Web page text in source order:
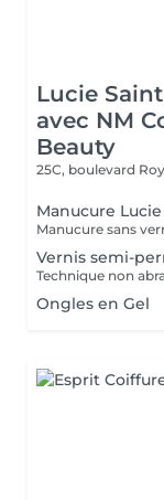
Lucie
avec NM
Beauty
25C, boulevard
Manucure
Vernis semi-
Ongles en Gel